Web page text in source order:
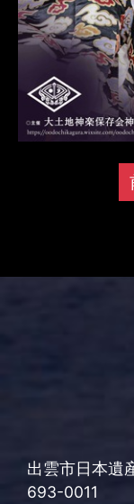
出雲市日本遺
693-0011